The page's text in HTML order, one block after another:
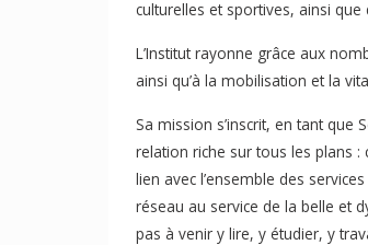
culturelles et sportives, ainsi
L’Institut rayonne grâce aux
ainsi qu’à la mobilisation et la
Sa mission s’inscrit, en tant que
relation riche sur tous les plans
lien avec l’ensemble des
réseau au service de la belle et
pas à venir y lire, y étudier, y